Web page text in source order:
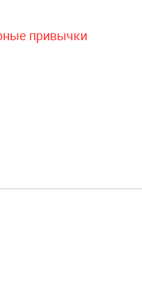
привычки